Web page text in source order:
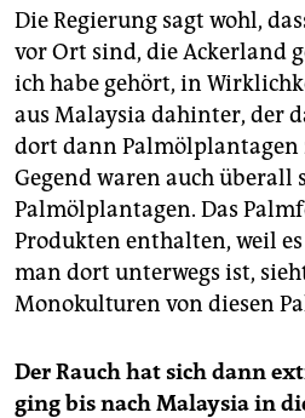
Die Regierung sagt wohl,
vor Ort sind, die Ackerland
ich habe gehört, in
aus Malaysia dahinter, der
dort dann Palmölplantagen
Gegend waren auch überall
Palmölplantagen. Das
Produkten enthalten, weil
man dort unterwegs ist,
Monokulturen von diesen
Der Rauch hat sich dann
ging bis nach Malaysia in